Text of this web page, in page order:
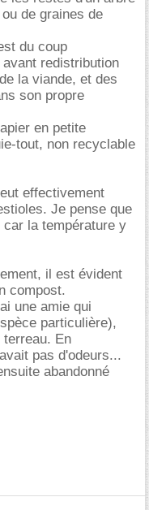
de graines de
du coup
redistribution
la viande, et des
son propre
en petite
tout, non recyclable
effectivement
Je pense que
la température y
il est évident
compost.
une amie qui
particulière),
En
pas d'odeurs...
abandonné